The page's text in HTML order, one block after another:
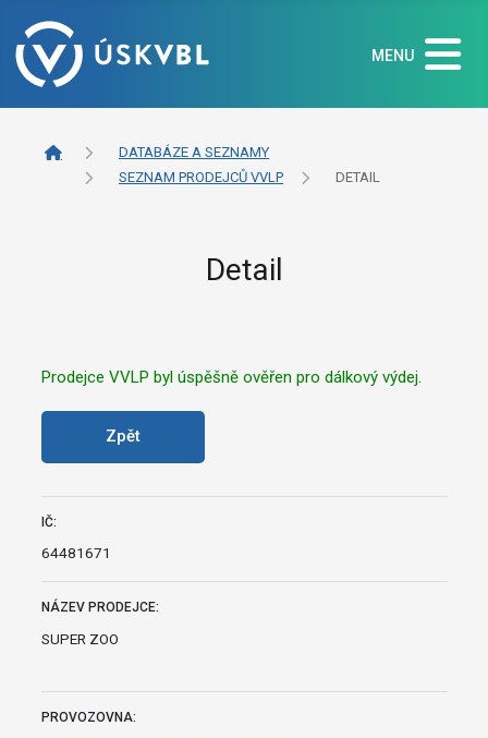
MENU
DATABÁZE A SEZNAMY
SEZNAM PRODEJCŮ VVLP
DETAIL
Detail
Prodejce VVLP byl úspěšně ověřen pro dálkový výdej.
Zpět
IČ:
64481671
NÁZEV PRODEJCE:
SUPER ZOO
PROVOZOVNA: